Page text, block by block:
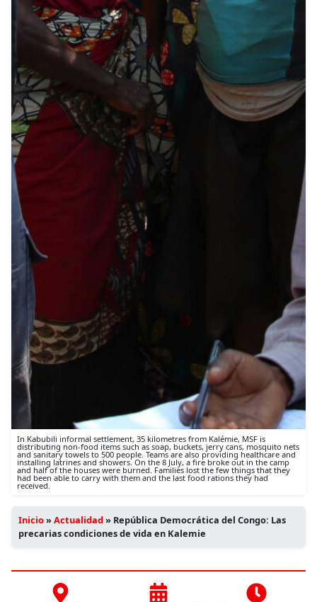
In Kabubili informal settlement, 35 kilometres from Kalémie, MSF is
distributing non-food items such as soap, buckets, jerry cans, mosquito nets
and sanitary towels to 500 people. Teams are also providing healthcare and
installing latrines and showers. On the 8 July, a fire broke out in the camp
and half of the houses were burned. Families lost the few things that they
had been able to carry with them and the last food rations they had
received.
Inicio»Actualidad» República Democrática del Congo: Las
precarias condiciones de vida en Kalemie